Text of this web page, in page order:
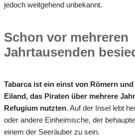
jedoch weitgehend unbekannt.
Schon vor mehreren
Jahrtausenden
Tabarca ist ein einst von Römern
Eiland, das Piraten über mehrere
Refugium nutzten. Auf der Insel lebt
oder andere Einheimische, der
einem der Seeräuber zu sein.